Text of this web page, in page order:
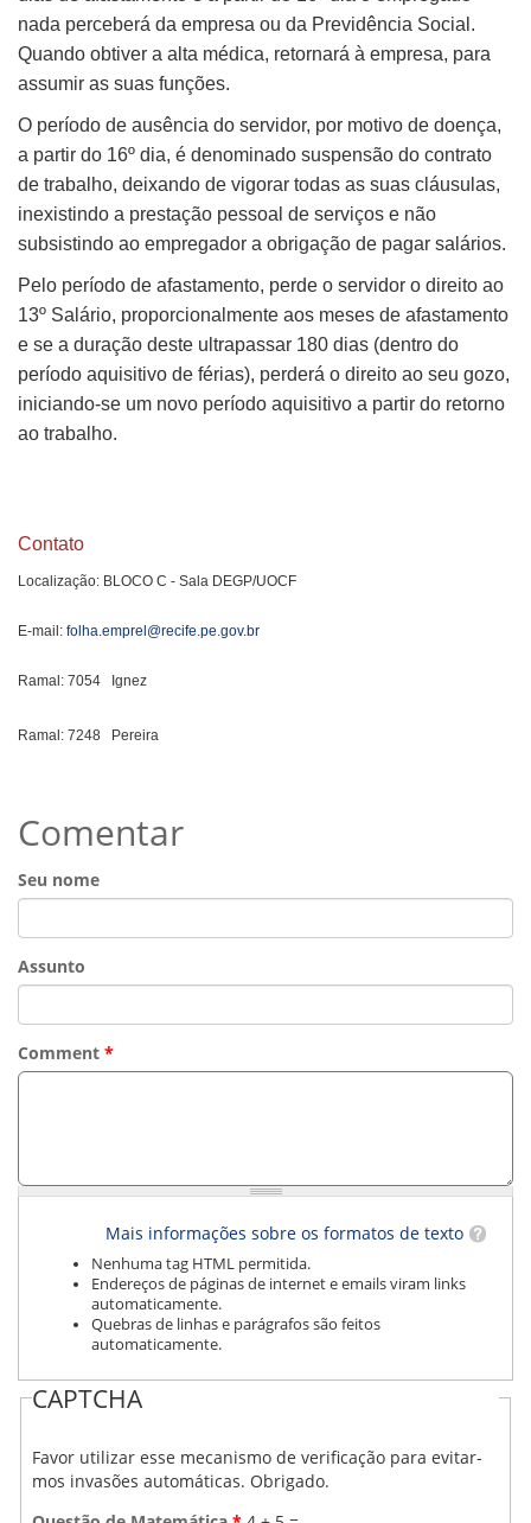
nada perceberá da empresa ou da Previdência Social.
Quando obtiver a alta médica, retornará à empresa, para
assumir as suas funções.
O período de ausência do servidor, por motivo de doença,
a partir do 16º dia, é denominado suspensão do contrato
de trabalho, deixando de vigorar todas as suas cláusulas,
inexistindo a prestação pessoal de serviços e não
subsistindo ao empregador a obrigação de pagar salários.
Pelo período de afastamento, perde o servidor o direito ao
13º Salário, proporcionalmente aos meses de afastamento
e se a duração deste ultrapassar 180 dias (dentro do
período aquisitivo de férias), perderá o direito ao seu gozo,
iniciando-se um novo período aquisitivo a partir do retorno
ao trabalho.
Contato
Localização: BLOCO C - Sala DEGP/UOCF
E-mail: folha.emprel@recife.pe.gov.br
Ramal: 7054 Ignez
Ramal: 7248 Pereira
Comentar
Seu nome
Assunto
Comment *
Mais informações sobre os formatos de texto
Nenhuma tag HTML permitida.
Endereços de páginas de internet e emails viram links
automaticamente.
Quebras de linhas e parágrafos são feitos
automaticamente.
CAPTCHA
Favor utilizar esse mecanismo de verificação para evitar-
mos invasões automáticas. Obrigado.